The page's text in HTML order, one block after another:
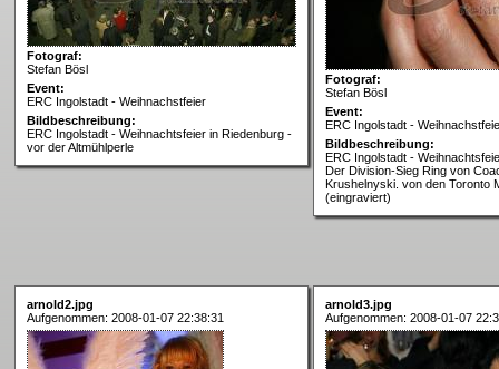
Fotograf:
Stefan Bösl
Event:
ERC Ingolstadt - Weihnachstfeier
Bildbeschreibung:
ERC Ingolstadt - Weihnachtsfeier in Riedenburg -
vor der Altmühlperle
Fotograf:
Stefan Bösl
Event:
ERC Ingolstadt -
Bildbeschreibung:
ERC Ingolstadt -
Der Division-Sieg Ring von
Krushelnyski. von den Toronto
(eingraviert)
arnold2.jpg
Aufgenommen: 2008-01-07 22:38:31
arnold3.jpg
Aufgenommen: 2008-01-07